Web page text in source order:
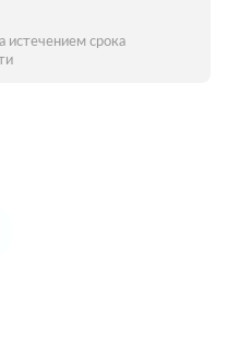
истечением срока